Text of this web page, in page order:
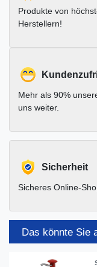
Produkte von
Herstellern!
Mehr als 90%
uns weiter.
Sicherheit
Sicheres Online-
Das könnte Sie